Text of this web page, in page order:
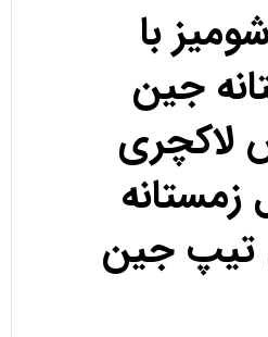
با
جین
لاکچری
تیپ جین